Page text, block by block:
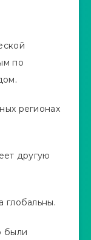
по
регионах
другую
глобальны.
были